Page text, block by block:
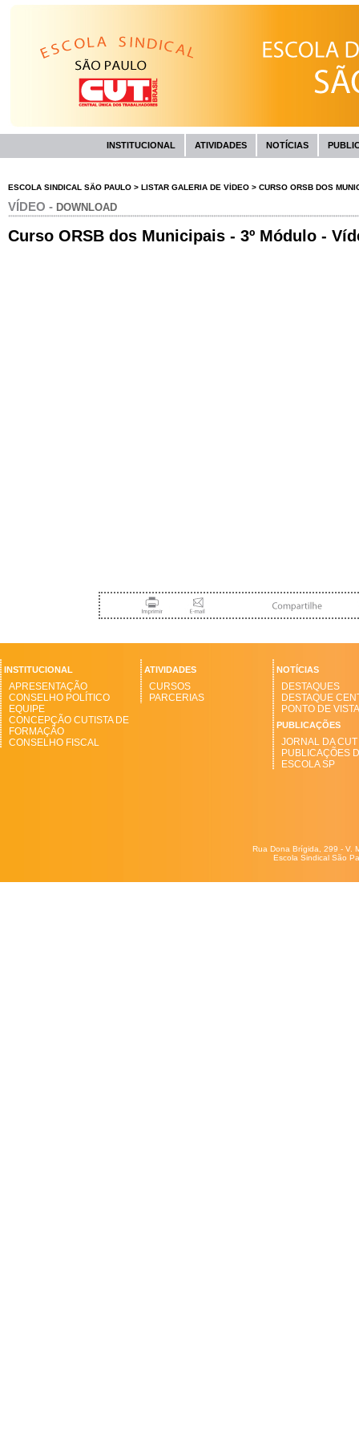
INSTITUCIONAL ATIVIDADES NOTÍCIAS
ESCOLA SINDICAL SÃO PAULO > LISTAR GALERIA DE VÍDEO > CURSO ORSB DOS
VÍDEO - DOWNLOAD
Curso ORSB dos Municipais - 3º Módulo -
INSTITUCIONAL
APRESENTAÇÃO
CONSELHO POLÍTICO
EQUIPE
CONCEPÇÃO CUTISTA DE
FORMAÇÃO
CONSELHO FISCAL
ATIVIDADES
CURSOS
PARCERIAS
NOTÍCIAS
DESTAQUES
DESTAQUE
PONTO DE VISTA
PUBLICAÇÕES
JORNAL DA CUT
PUBLICAÇÕES
ESCOLA SP
Rua Dona Brígida, 299 - V.
Escola Sindical São